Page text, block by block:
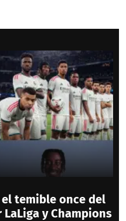
temible once del
y Champions